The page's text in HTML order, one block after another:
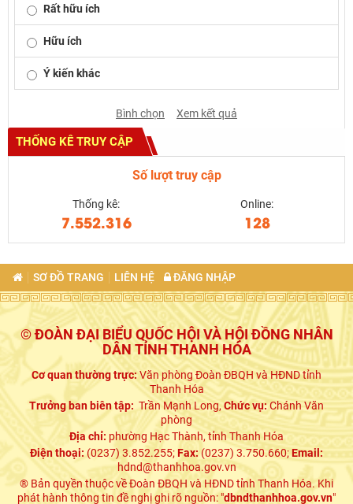
Rất hữu ích
Hữu ích
Ý kiến khác
Bình chọn Xem kết quả
THỐNG KÊ TRUY CẬP
Số lượt truy cập
Thống kê:
7.552.316
Online:
128
SƠ ĐỒ TRANG LIÊN HỆ ĐĂNG NHẬP
© ĐOÀN ĐẠI BIỂU QUỐC HỘI VÀ HỘI ĐỒNG NHÂN
DÂN TỈNH THANH HÓA
Cơ quan thường trực:Văn phòng Đoàn ĐBQH và HĐND tỉnh
Thanh Hóa
Trưởng ban biên tập: Trần Mạnh Long,Chức vụ:Chánh Văn
phòng
Địa chỉ: phường Hạc Thành, tỉnh Thanh Hóa
Điện thoại: (0237) 3.852.255;Fax:(0237) 3.750.660;Email:
hdnd@thanhhoa.gov.vn
® Bản quyền thuộc về Đoàn ĐBQH và HĐND tỉnh Thanh Hóa. Khi
phát hành thông tin đề nghị ghi rõ nguồn: "dbndthanhhoa.gov.vn"